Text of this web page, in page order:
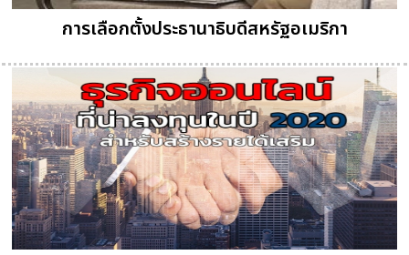
การเลือกตั้งประธานาธิบดีสหรัฐอเมริกา